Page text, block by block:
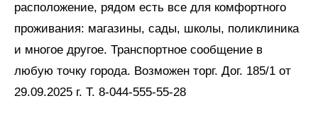
расположение, рядом есть все для комфортного
проживания: магазины, сады, школы, поликлиника
и многое другое. Транспортное сообщение в
любую точку города. Возможен торг. Дог. 185/1 от
29.09.2025 г. Т. 8-044-555-55-28